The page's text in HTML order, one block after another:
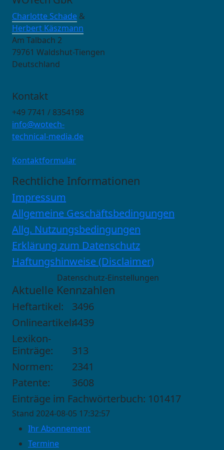
Charlotte Schade &
Herbert Käszmann
Am Talbach 2
79761 Waldshut-Tiengen
Deutschland
Kontakt
+49 7741 / 8354198
info@wotech-
technical-media.de
Kontaktformular
Rechtliche Informationen
Impressum
Allgemeine Geschäftsbedingungen
Allg. Nutzungsbedingungen
Erklärung zum Datenschutz
Haftungshinweise (Disclaimer)
Datenschutz-Einstellungen
Aktuelle Kennzahlen
Heftartikel:
3496
Onlineartikel:4439
Lexikon-
Einträge:
313
Normen:
2341
Patente:
3608
Einträge im Fachwörterbuch: 101417
Stand 2024-08-05 17:32:57
Ihr Abonnement
Termine